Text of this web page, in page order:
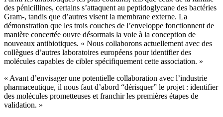
des pénicillines, certains s’attaquent au peptidoglycane des bactéries
Gram-, tandis que d’autres visent la membrane externe. La
démonstration que les trois couches de l’enveloppe fonctionnent de
manière concertée ouvre désormais la voie à la conception de
nouveaux antibiotiques. « Nous collaborons actuellement avec des
collègues d’autres laboratoires européens pour identifier des
molécules capables de cibler spécifiquement cette association. »
« Avant d’envisager une potentielle collaboration avec l’industrie
pharmaceutique, il nous faut d’abord “dérisquer” le projet : identifier
des molécules prometteuses et franchir les premières étapes de
validation. »